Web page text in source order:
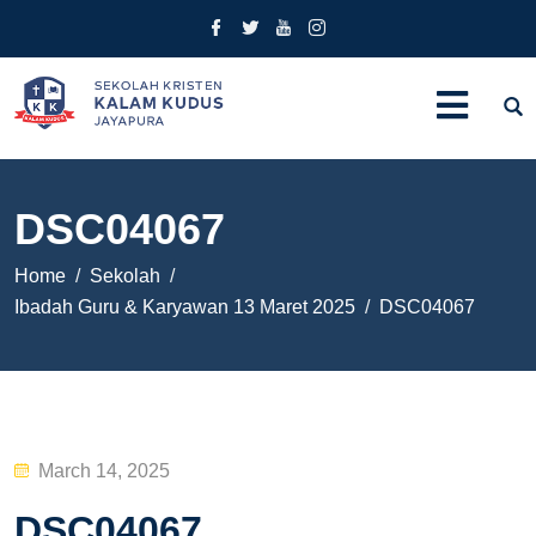
DSC04067
Home
Sekolah
Ibadah Guru & Karyawan 13 Maret 2025
DSC04067
Posted
March 14, 2025